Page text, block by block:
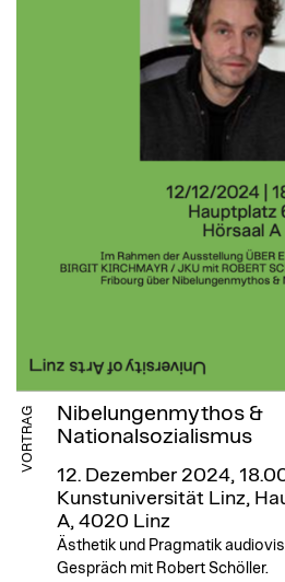
VORTRAG
Nibelungenmythos &
Nationalsozialismus
12. Dezember 2024,
Kunstuniversität Linz,
A, 4020 Linz
Ästhetik und Pragmatik
Gespräch mit Robert Schöller.